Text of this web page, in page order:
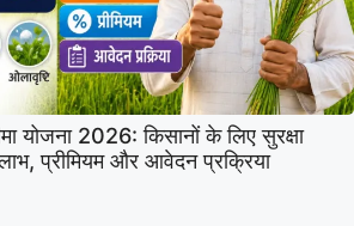
योजना 2026: किसानों के लिए सुरक्षा
प्रीमियम और आवेदन प्रक्रिया